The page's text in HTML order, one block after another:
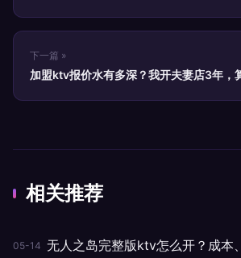
下一篇 »
加盟ktv报价水有多深？我开夫妻店3年，
相关推荐
05-14 无人之岛完整版ktv怎么开？成本